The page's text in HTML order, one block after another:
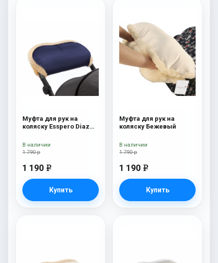
Муфта для рук на
коляску Esspero Diaz
Navy
1 790 р
1 190 e
Купить
В наличии
Муфта для рук на
коляску Бежевый
1 790 р
1 190 e
Купить
В наличии